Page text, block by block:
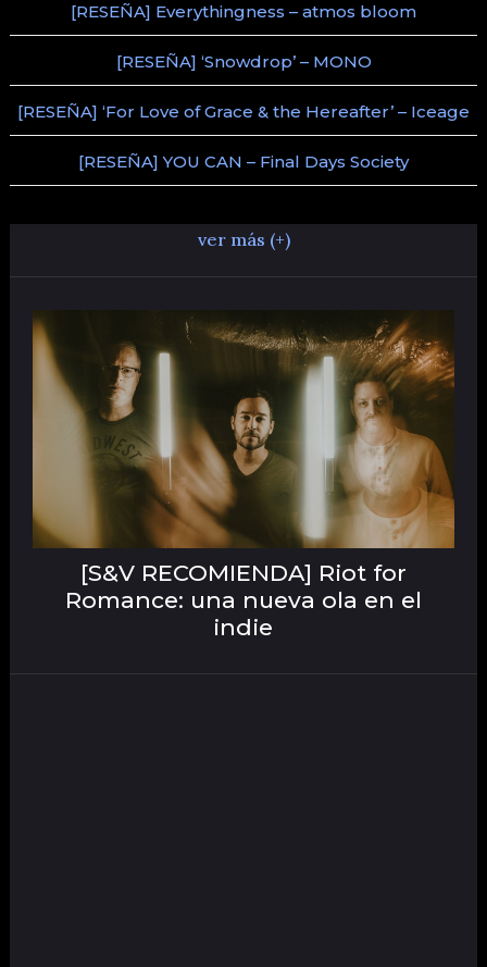
[RESEÑA] Everythingness – atmos bloom
[RESEÑA] ‘Snowdrop’ – MONO
[RESEÑA] ‘For Love of Grace & the Hereafter’ – Iceage
[RESEÑA] YOU CAN – Final Days Society
ver más (+)
[S&V RECOMIENDA] Riot for
Romance: una nueva ola en el
indie